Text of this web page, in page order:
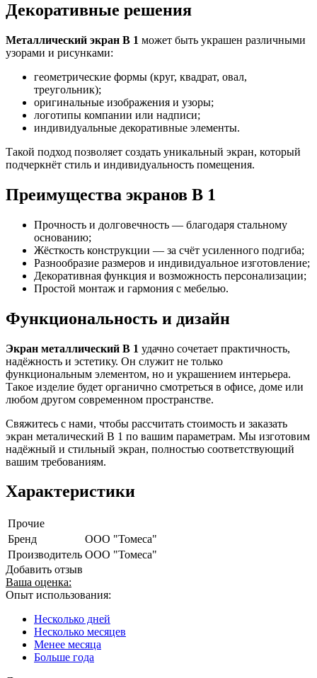
Декоративные решения
Металлический экран В 1 может быть украшен различными
узорами и рисунками:
геометрические формы (круг, квадрат, овал,
треугольник);
оригинальные изображения и узоры;
логотипы компании или надписи;
индивидуальные декоративные элементы.
Такой подход позволяет создать уникальный экран, который
подчеркнёт стиль и индивидуальность помещения.
Преимущества экранов В 1
Прочность и долговечность — благодаря стальному
основанию;
Жёсткость конструкции — за счёт усиленного подгиба;
Разнообразие размеров и индивидуальное изготовление;
Декоративная функция и возможность персонализации;
Простой монтаж и гармония с мебелью.
Функциональность и дизайн
Экран металлический В 1 удачно сочетает практичность,
надёжность и эстетику. Он служит не только
функциональным элементом, но и украшением интерьера.
Такое изделие будет органично смотреться в офисе, доме или
любом другом современном пространстве.
Свяжитесь с нами, чтобы рассчитать стоимость и заказать
экран металический В 1 по вашим параметрам. Мы изготовим
надёжный и стильный экран, полностью соответствующий
вашим требованиям.
Характеристики
Прочие
Бренд
ООО "Томеса"
Производитель ООО "Томеса"
Добавить отзыв
Ваша оценка:
Опыт использования:
Несколько дней
Несколько месяцев
Менее месяца
Больше года